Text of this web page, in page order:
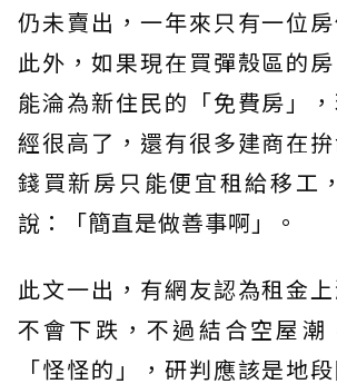
仍未賣出，一年來只有一位
此外，如果現在買彈殼區的
能淪為新住民的「免費房」
經很高了，還有很多建商在
錢買新房只能便宜租給移工
說：「簡直是做善事啊」。
此文一出，有網友認為租金
不會下跌，不過結合空屋潮
「怪怪的」，研判應該是地